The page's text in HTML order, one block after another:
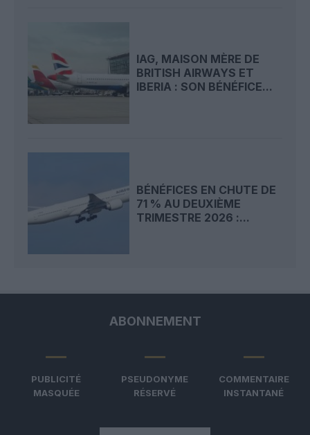
IAG, MAISON MÈRE DE
BRITISH AIRWAYS ET
IBERIA : SON BÉNÉFICE...
BÉNÉFICES EN CHUTE DE
71 % AU DEUXIÈME
TRIMESTRE 2026 :...
ABONNEMENT
PUBLICITÉ
MASQUÉE
PSEUDONYME
RÉSERVÉ
COMMENTAIRE
INSTANTANÉ